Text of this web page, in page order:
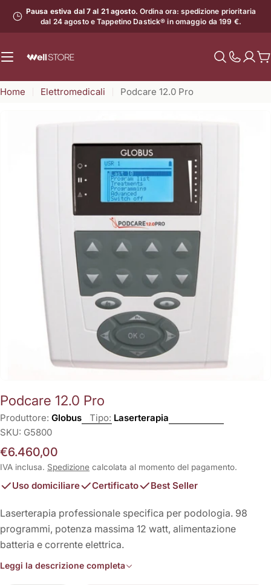
contenuto
Pausa estiva dal 7 al 21 agosto. Ordina ora: spedizione prioritaria
dal 24 agosto e Tappetino Dastick® in omaggio da 199 €.
il
Home Elettromedicali Podcare 12.0 Pro
Apri supporto 0 in modalità modale
Podcare 12.0 Pro
Produttore: Globus Tipo: Laserterapia
SKU: G5800
Prezzo
normale
€6.460,00
IVA inclusa. Spedizione calcolata al momento del pagamento.
Uso domiciliare Certificato Best Seller
Laserterapia professionale specifica per podologia. 98
programmi, potenza massima 12 watt, alimentazione
batteria e corrente elettrica.
Leggi la descrizione completa